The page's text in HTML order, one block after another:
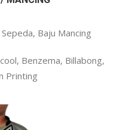
Baju Mancing
Benzema, Billabong,
Printing